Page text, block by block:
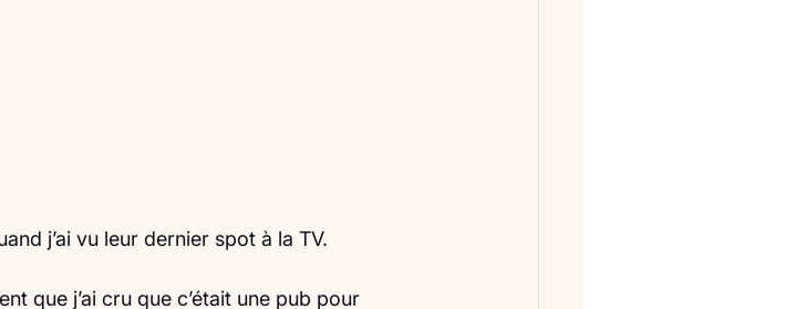
j’ai vu leur dernier spot à la TV.
que j’ai cru que c’était une pub pour